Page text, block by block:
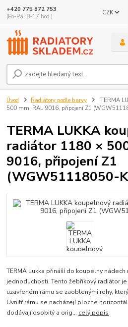
CZK
+420 775 872 753
(Po-Pá, 8-17 hod.)
Úvod Radiátory podle barvy
TERMA
500 mm, RAL 9016, připojení Z1
TERMA LUKKA
radiátor 1180 ×
9016, připojení Z1
(WGW51118050-
TERMA Lukka přináší do koupelny
jednoduchosti. Tento žebříkový radiátor
uzavřeném rámu se zaoblenými rohy,
Uvnitř rámu se nacházejí ploché
dodávají osobitý a orig... celý popis